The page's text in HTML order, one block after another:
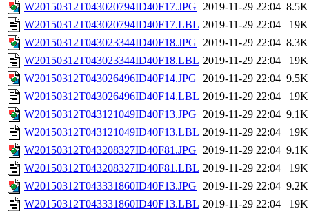
W20150312T043020794ID40F17.JPG 2019-11-29 22:04 8.5K
W20150312T043020794ID40F17.LBL 2019-11-29 22:04
19K
W20150312T043023344ID40F18.JPG 2019-11-29 22:04 8.3K
W20150312T043023344ID40F18.LBL 2019-11-29 22:04
19K
W20150312T043026496ID40F14.JPG 2019-11-29 22:04 9.5K
W20150312T043026496ID40F14.LBL 2019-11-29 22:04
19K
W20150312T043121049ID40F13.JPG 2019-11-29 22:04 9.1K
W20150312T043121049ID40F13.LBL 2019-11-29 22:04
19K
W20150312T043208327ID40F81.JPG 2019-11-29 22:04 9.1K
W20150312T043208327ID40F81.LBL 2019-11-29 22:04
19K
W20150312T043331860ID40F13.JPG 2019-11-29 22:04 9.2K
W20150312T043331860ID40F13.LBL 2019-11-29 22:04
19K